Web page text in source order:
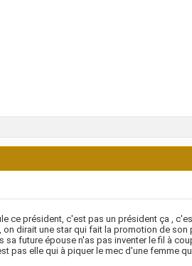
ce président, c'est pas un président ça ,
on dirait une star qui fait la promotion de son
sa future épouse n'as pas inventer le fil à
pas elle qui à piquer le mec d'une femme